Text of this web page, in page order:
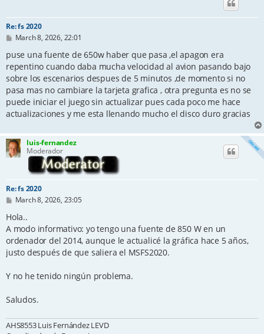
Re: fs 2020
P
s
March 8, 2026, 22:01
puse una fuente de 650w haber que pasa ,el apagon era
repentino cuando daba mucha velocidad al avion pasando bajo
sobre los escenarios despues de 5 minutos ,de momento si no
pasa mas no cambiare la tarjeta grafica , otra pregunta es no se
puede iniciar el juego sin actualizar pues cada poco me hace
actualizaciones y me esta llenando mucho el disco duro gracias
luis-fernandez
Moderador
Re: fs 2020
P
s
March 8, 2026, 23:05
Hola..
A modo informativo: yo tengo una fuente de 850 W en un
ordenador del 2014, aunque le actualicé la gráfica hace 5 años,
justo después de que saliera el MSFS2020.
Y no he tenido ningún problema.
Saludos.
AHS8553 Luis Fernández LEVD